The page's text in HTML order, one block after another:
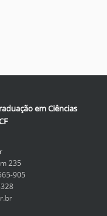
em Ciências
235
905